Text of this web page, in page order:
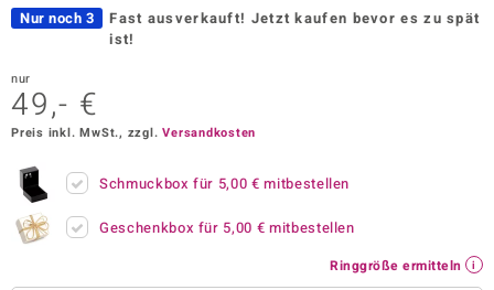
Nur noch 3 Fast ausverkauft! Jetzt kaufen bevor es zu spät
ist!
nur
49,- €
Preis inkl. MwSt., zzgl.Versandkosten
Schmuckbox für 5,00 € mitbestellen
Geschenkbox für 5,00 € mitbestellen
Ringgröße ermitteln